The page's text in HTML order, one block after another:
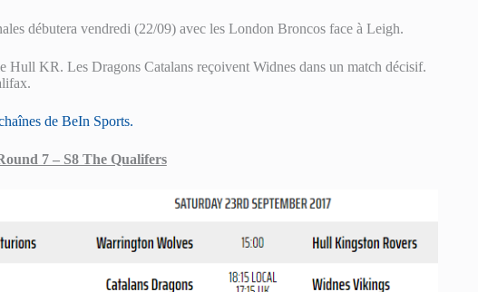
débutera vendredi (22/09) avec les London Broncos face à Leigh.
Hull KR. Les Dragons Catalans reçoivent Widnes dans un match décisif.
de BeIn Sports.
7 – S8 The Qualifers